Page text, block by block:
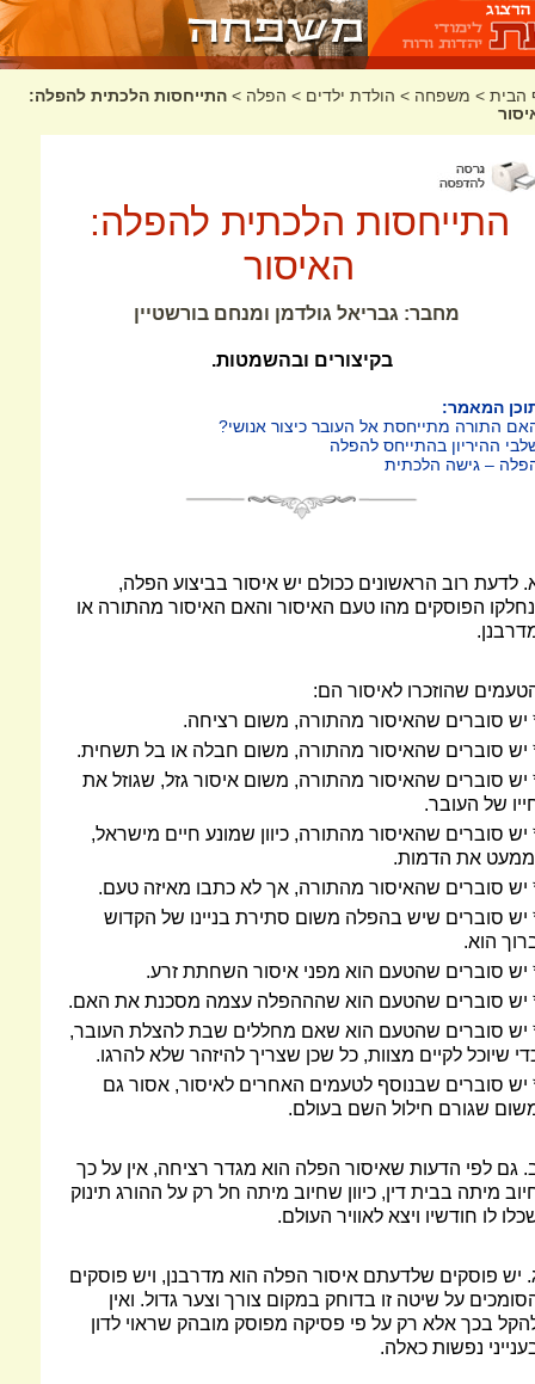
הבית > משפחה > הולדת ילדים > הפלה > התייחסות הלכתית להפלה:
התייחסות הלכתית להפלה:
האיסור
מחבר: גבריאל גולדמן ומנחם בורשטיין
בקיצורים ובהשמטות.
המאמר:
התורה מתייחסת אל העובר כיצור אנושי?
ההיריון בהתייחס להפלה
– גישה הלכתית
לדעת רוב הראשונים ככולם יש איסור בביצוע הפלה,
הפוסקים מהו טעם האיסור והאם האיסור מהתורה או
שהוזכרו לאיסור הם:
יש סוברים שהאיסור מהתורה, משום רציחה.
יש סוברים שהאיסור מהתורה, משום חבלה או בל תשחית.
יש סוברים שהאיסור מהתורה, משום איסור גזל, שגוזל את
של העובר.
יש סוברים שהאיסור מהתורה, כיוון שמונע חיים מישראל,
את הדמות.
יש סוברים שהאיסור מהתורה, אך לא כתבו מאיזה טעם.
יש סוברים שיש בהפלה משום סתירת בניינו של הקדוש
הוא.
יש סוברים שהטעם הוא מפני איסור השחתת זרע.
יש סוברים שהטעם הוא שהההפלה עצמה מסכנת את האם.
יש סוברים שהטעם הוא שאם מחללים שבת להצלת העובר,
שיוכל לקיים מצוות, כל שכן שצריך להיזהר שלא להרגו.
יש סוברים שבנוסף לטעמים האחרים לאיסור, אסור גם
שגורם חילול השם בעולם.
גם לפי הדעות שאיסור הפלה הוא מגדר רציחה, אין על כך
מיתה בבית דין, כיוון שחיוב מיתה חל רק על ההורג תינוק
לו חודשיו ויצא לאוויר העולם.
יש פוסקים שלדעתם איסור הפלה הוא מדרבנן, ויש פוסקים
על שיטה זו בדוחק במקום צורך וצער גדול. ואין
בכך אלא רק על פי פסיקה מפוסק מובהק שראוי לדון
נפשות כאלה.